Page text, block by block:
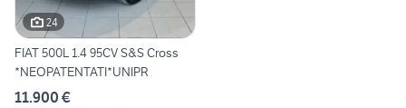
24
FIAT 500L 1.4 95CV S&S Cross
*NEOPATENTATI*UNIPR
11.900 €